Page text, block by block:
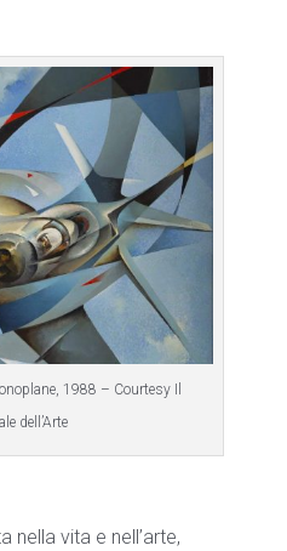
1988 – Courtesy Il
dell’Arte
nella vita e nell’arte,